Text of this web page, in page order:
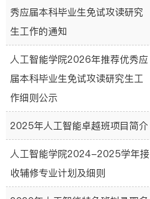
秀应届本科毕业生免试攻读研究
生工作的通知
人工智能学院2026年推荐优秀应
届本科毕业生免试攻读研究生工
作细则公示
2025年人工智能卓越班项目简介
人工智能学院2024-2025学年接
收辅修专业计划及细则